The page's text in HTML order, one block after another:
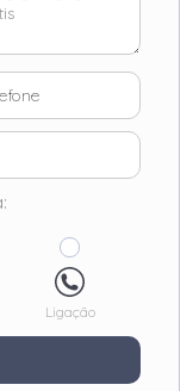
Ligação